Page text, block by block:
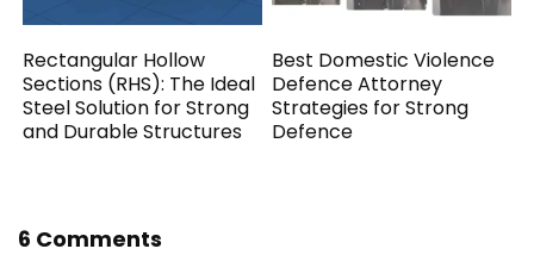
Rectangular Hollow
Sections (RHS): The Ideal
Steel Solution for Strong
and Durable Structures
Best Domestic Violence
Defence Attorney
Strategies for Strong
Defence
6 Comments